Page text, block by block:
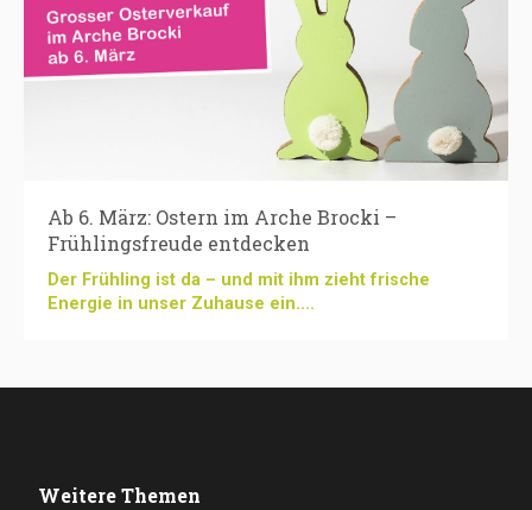
Ab 6. März: Ostern im Arche Brocki –
Frühlingsfreude entdecken
Der Frühling ist da – und mit ihm zieht frische
Energie in unser Zuhause ein....
Weitere Themen